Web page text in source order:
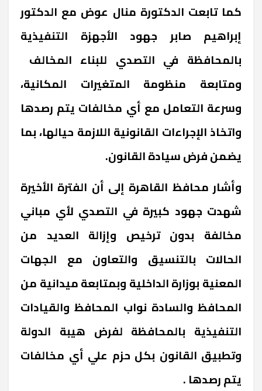
كما تابعت الدكتورة منال عوض مع الدكتور
إبراهيم صابر جهود الأجهزة التنفيذية
بالمحافظة في التصدي للبناء المخالف
ومتابعة منظومة المتغيرات المكانية،
وسرعة التعامل مع أي مخالفات يتم رصدها
واتخاذ الإجراءات القانونية اللازمة حيالها، بما
يضمن فرض سيادة القانون.
وأشار محافظ القاهرة إلى أن الفترة الأخيرة
شهدت جهود كبيرة في التصدي لأي مباني
مخالفة بدون ترخيص وإزالة العديد من
الحالات بالتنسيق والتعاون مع الجهات
المعنية بوزارة الداخلية وبمتابعة ميدانية من
المحافظ والسادة نواب المحافظ والقيادات
التنفيذية بالمحافظة لفرض هيبة الدولة
وتطبيق القانون بكل حزم علي أي مخالفات
يتم رصدها.